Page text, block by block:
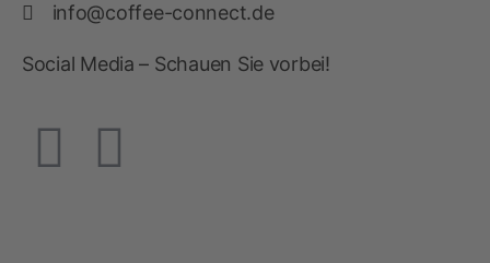
info@coffee-connect.de
Social Media – Schauen Sie vorbei!